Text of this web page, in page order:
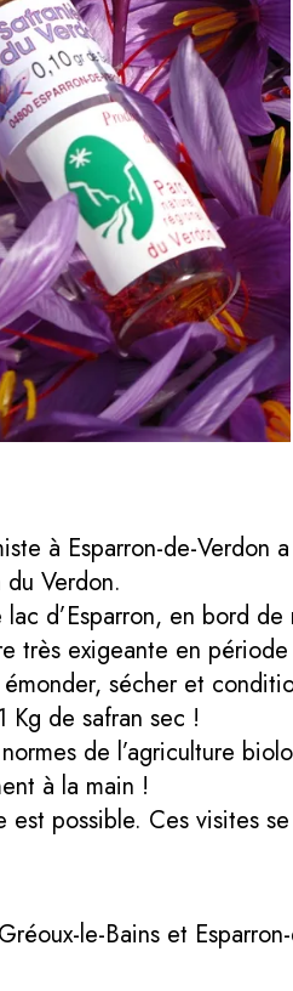
à Esparron-de-Verdon
Verdon.
lac d’Esparron, en bord
très exigeante en
sécher et
de safran sec !
de l’agriculture
à la main !
possible. Ces visites
le-Bains et